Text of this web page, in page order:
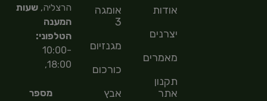
אודות
יצרנים
מאמרים
תקנון
אתר
אומגה
3
מגנזיום
כורכום
אבץ
הרצליה,שעות
המענה
הטלפוני:
10:00-
18:00,
מספר